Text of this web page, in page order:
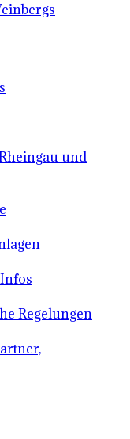
und
Regelungen